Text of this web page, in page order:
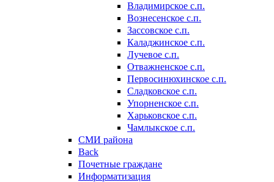
Владимирское с.п.
Вознесенское с.п.
Зассовское с.п.
Каладжинское с.п.
Лучевое с.п.
Отважненское с.п.
Первосинюхинское с.п.
Сладковское с.п.
Упорненское с.п.
Харьковское с.п.
Чамлыкское с.п.
СМИ района
Back
Почетные граждане
Информатизация